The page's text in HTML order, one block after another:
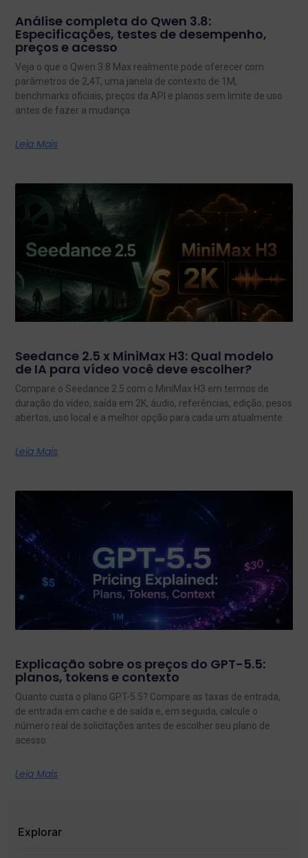
Análise completa do Qwen 3.8:
Especificações, testes de desempenho,
preços e acesso
Veja o que o Qwen 3.8 Max realmente pode oferecer com
parâmetros de 2,4T, uma janela de contexto de 1M,
benchmarks oficiais, preços da API e planos sem limite de uso
antes de fazer a mudança.
Leia Mais
Seedance 2.5 x MiniMax H3: Qual modelo
de IA para vídeo você deve escolher?
Compare o Seedance 2.5 com o MiniMax H3 em termos de
duração do vídeo, saída em 2K, áudio, referências, edição, pesos
abertos, uso local e a melhor opção para cada um atualmente.
Leia Mais
Explicação sobre os preços do GPT-5.5:
planos, tokens e contexto
Quanto custa o plano GPT-5.5? Compare as taxas de entrada,
de entrada em cache e de saída e, em seguida, calcule o
número real de solicitações antes de escolher seu plano de
acesso.
Leia Mais
Explorar